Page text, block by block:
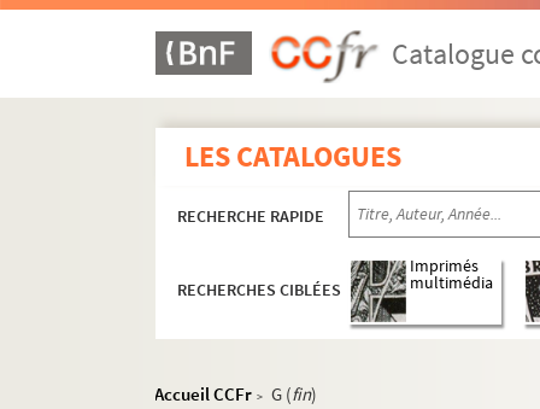
Catalogue
LES CATALOGUES
RECHERCHE RAPIDE
RECHERCHES CIBLÉES
Imprimés
multimédia
Accueil CCFr > G (fin)